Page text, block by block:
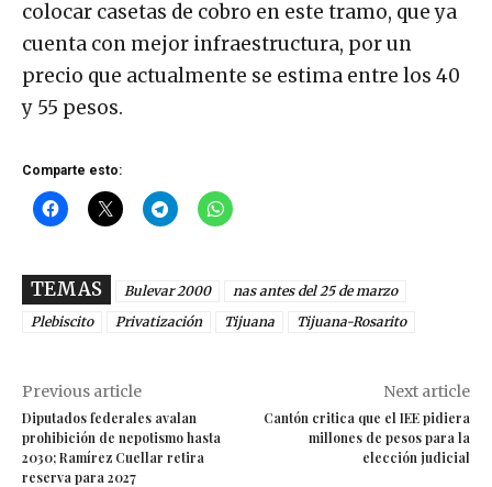
colocar casetas de cobro en este tramo, que ya
cuenta con mejor infraestructura, por un
precio que actualmente se estima entre los 40
y 55 pesos.
Comparte esto:
TEMAS Bulevar 2000
nas antes del 25 de marzo
Plebiscito
Privatización Tijuana Tijuana-Rosarito
Previous article
Diputados federales avalan
prohibición de nepotismo hasta
2030; Ramírez Cuellar retira
reserva para 2027
Next article
Cantón critica que el IEE pidiera
millones de pesos para la
elección judicial